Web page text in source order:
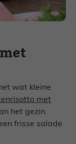
wat kleine
met
het gezin.
frisse salade